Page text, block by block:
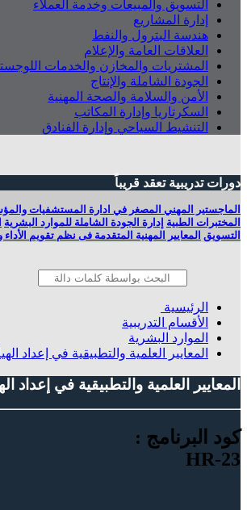
التسويق والمبيعات وخدمة العملاء
إدارة المشاريع
هندسة البترول والنفط
العلاقات العامة والإعلام
المشتريات والمخازن والخدمات
الجودة الشاملة والإنتاج
الأمن والسلامة والصحة المهنية
السكرتاريا وإدارة المكاتب
التنشيط السياحي وإدارة الفنادق
دورات تدريبية تعقد قريباً
الماجستير المهني المصغر في ادارة المستشفيات
المختبرات الطبية إدارة الجودة الشاملة للموارد البشرية
التسويق المعايير المهنية المتقدمة فى نظم تقويم
الرئيسية
الأقسام التدريبية
الموارد البشرية
المعايير العلمية والتطبيقية في إعداد
المعايير العلمية والتطبيقية في
كود البرنامج :
HR-23